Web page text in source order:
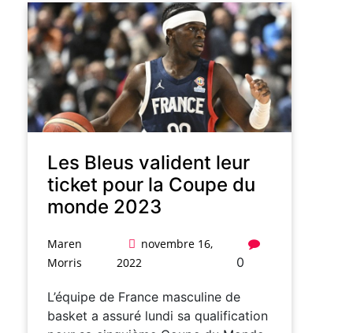
Les Bleus valident leur
ticket pour la Coupe du
monde 2023
Maren
Morris
novembre 16,
2022
0
L’équipe de France masculine de
basket a assuré lundi sa qualification